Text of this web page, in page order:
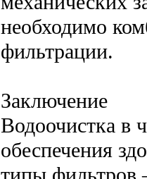
необходимо
фильтрации.
Заключение
Водоочистка в
обеспечения